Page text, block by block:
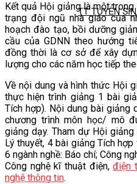
TT TUYỂN
NGHIÊN CỨU KHOA HỌC
THƯ VIỆN
Kết quả Hội giảng là một
trạng đội ngũ nhà giáo của
hoạch đào tạo, bồi dưỡng
cầu của GDNN theo hướng
đồng thời là cơ sở để xây
lượng cho các năm học tiếp
Về nội dung và hình thức Hội
thực hiện trình giảng 1 bài
Tích hợp). Nội dung bài giảng
chương trình môn học/ mô
giảng dạy. Tham dự Hội
Lý thuyết, 4 bài giảng Tích
6 ngành nghề: Báo chí; Công
Công nghệ kĩ thuật điện,điện
nghệ thông tin.